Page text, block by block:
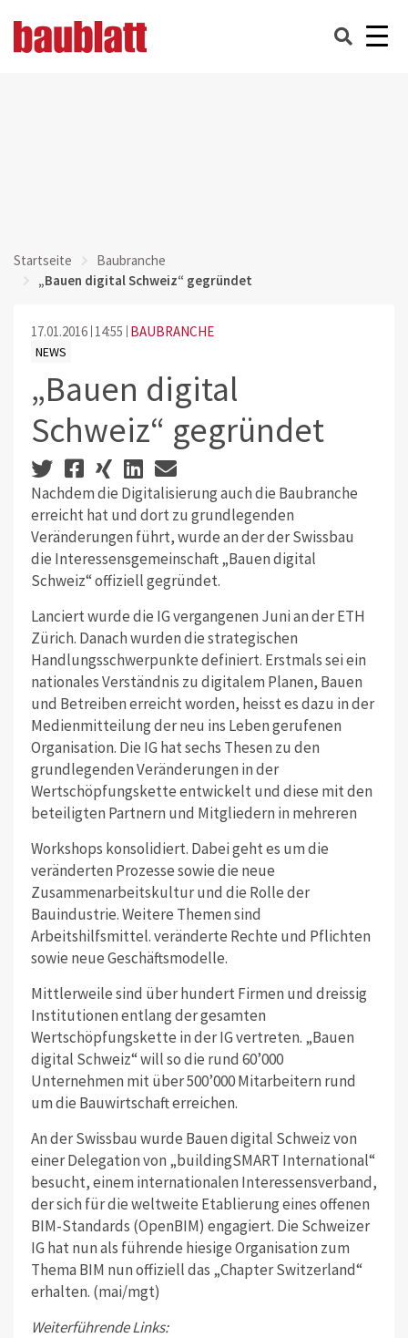
Startseite
Baubranche
„Bauen digital Schweiz“ gegründet
17.01.2016 14:55 BAUBRANCHE
NEWS
„Bauen digital
Schweiz“ gegründet
Nachdem die Digitalisierung auch die Baubranche
erreicht hat und dort zu grundlegenden
Veränderungen führt, wurde an der der Swissbau
die Interessensgemeinschaft „Bauen digital
Schweiz“ offiziell gegründet.
Lanciert wurde die IG vergangenen Juni an der ETH
Zürich. Danach wurden die strategischen
Handlungsschwerpunkte definiert. Erstmals sei ein
nationales Verständnis zu digitalem Planen, Bauen
und Betreiben erreicht worden, heisst es dazu in der
Medienmitteilung der neu ins Leben gerufenen
Organisation. Die IG hat sechs Thesen zu den
grundlegenden Veränderungen in der
Wertschöpfungskette entwickelt und diese mit den
beteiligten Partnern und Mitgliedern in mehreren
Workshops konsolidiert. Dabei geht es um die
veränderten Prozesse sowie die neue
Zusammenarbeitskultur und die Rolle der
Bauindustrie. Weitere Themen sind
Arbeitshilfsmittel. veränderte Rechte und Pflichten
sowie neue Geschäftsmodelle.
Mittlerweile sind über hundert Firmen und dreissig
Institutionen entlang der gesamten
Wertschöpfungskette in der IG vertreten. „Bauen
digital Schweiz“ will so die rund 60’000
Unternehmen mit über 500’000 Mitarbeitern rund
um die Bauwirtschaft erreichen.
An der Swissbau wurde Bauen digital Schweiz von
einer Delegation von „buildingSMART International“
besucht, einem internationalen Interessensverband,
der sich für die weltweite Etablierung eines offenen
BIM-Standards (OpenBIM) engagiert. Die Schweizer
IG hat nun als führende hiesige Organisation zum
Thema BIM nun offiziell das „Chapter Switzerland“
erhalten. (mai/mgt)
Weiterführende Links: